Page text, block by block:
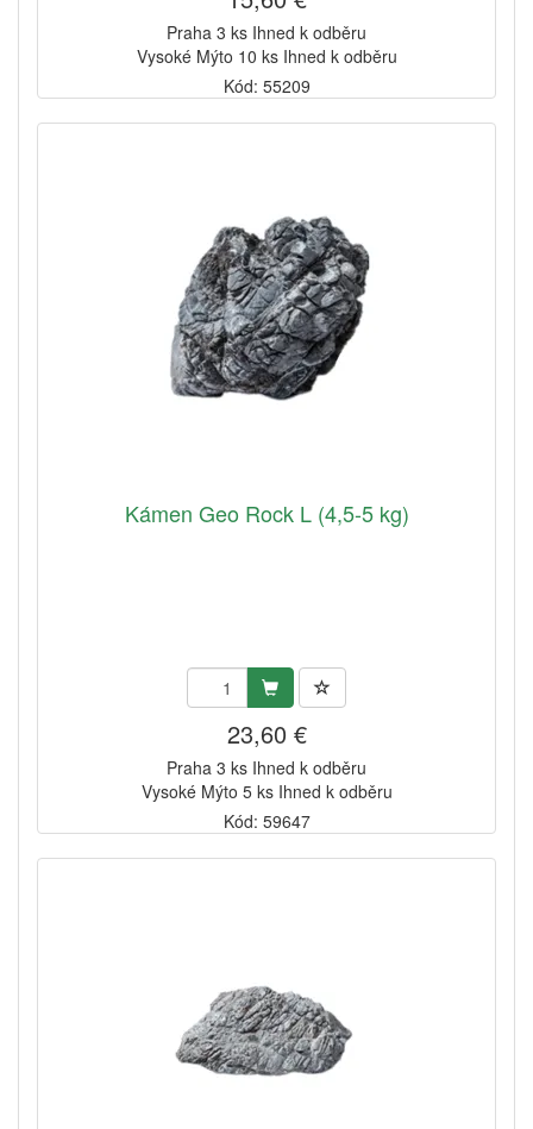
Praha 3 ks Ihned k odběru
Vysoké Mýto 10 ks Ihned k odběru
Kód: 55209
Kámen Geo Rock L (4,5-5 kg)
23,60 €
Praha 3 ks Ihned k odběru
Vysoké Mýto 5 ks Ihned k odběru
Kód: 59647